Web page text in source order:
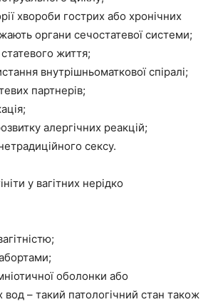
хвороби гострих або хронічних
органи сечостатевої системи;
життя;
внутрішньоматкової спіралі;
партнерів;
алергічних реакцій;
сексу.
у вагітних нерідко
оболонки або
вод – такий патологічний стан також